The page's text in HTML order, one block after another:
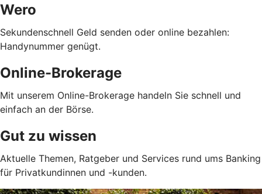
Wero
Sekundenschnell Geld senden oder online bezahlen:
Handynummer genügt.
Online-Brokerage
Mit unserem Online-Brokerage handeln Sie schnell und
einfach an der Börse.
Gut zu wissen
Aktuelle Themen, Ratgeber und Services rund ums Banking
für Privatkundinnen und -kunden.